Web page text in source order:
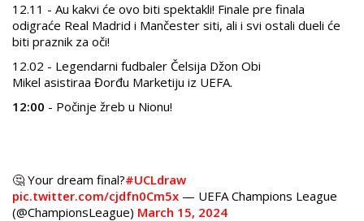
12.11 - Au kakvi će ovo biti spektakli! Finale pre finala
odigraće Real Madrid i Mančester siti, ali i svi ostali dueli će
biti praznik za oči!
12.02 - Legendarni fudbaler Čelsija Džon Obi
Mikel asistiraa Đorđu Marketiju iz UEFA.
12:00 - Počinje žreb u Nionu!
🤔 Your dream final?#UCLdraw
pic.twitter.com/cjdfn0Cm5x — UEFA Champions League
(@ChampionsLeague) March 15, 2024